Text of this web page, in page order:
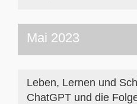
Mai 2023
Leben, Lernen und
ChatGPT und die